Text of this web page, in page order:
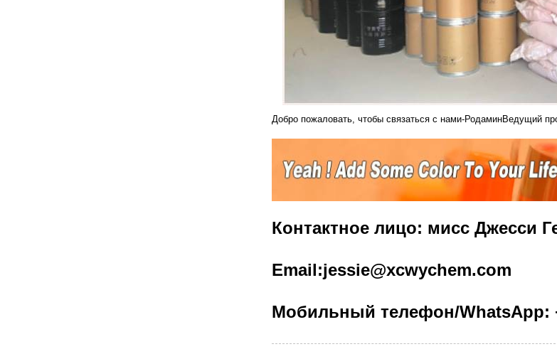
Добро пожаловать, чтобы связаться с нами-РодаминВедущий
Контактное лицо: мисс Джесси
Email:jessie@xcwychem.com
Мобильный телефон/WhatsApp: